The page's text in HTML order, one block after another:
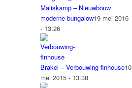
Maliskamp – Nieuwbouw
moderne bungalow19 mei 2016
- 13:26
Brakel – Verbouwing finhouse10
mei 2015 - 13:38